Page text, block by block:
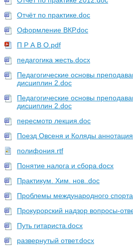
Отчёт по практике.doc
Оформление ВКР.doc
П Р А В О.pdf
педагогика жесть.docx
Педагогические основы
дисциплин 2.doc
Педагогические основы
дисциплин 2.doc
пересмотр лекция.doc
Поезд Овсеня и Коляды
полифония.rtf
Понятие налога и сбора.docx
Практикум. Хим. нов..doc
Проблемы международного
Прокурорский надзор вопросы-
Путь гитариста.docx
развернутый ответ.docx